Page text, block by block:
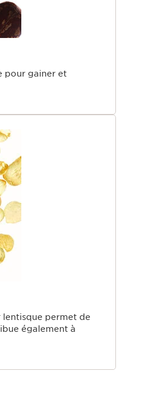
pour gainer et
lentisque permet de
également à